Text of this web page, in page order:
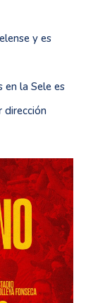
y es
en la Sele es
dirección